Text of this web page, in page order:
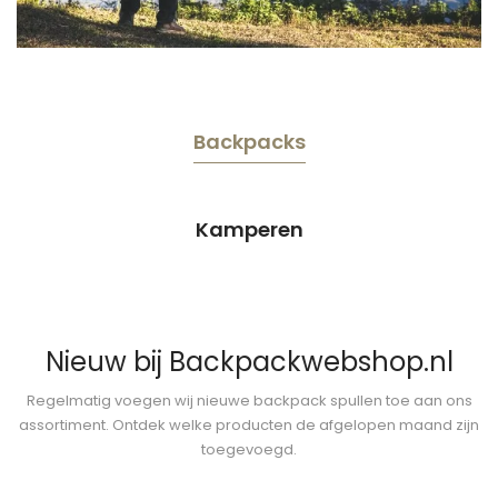
Backpacks
Kamperen
Nieuw bij Backpackwebshop.nl
Regelmatig voegen wij nieuwe backpack spullen toe aan ons
assortiment. Ontdek welke producten de afgelopen maand zijn
toegevoegd.